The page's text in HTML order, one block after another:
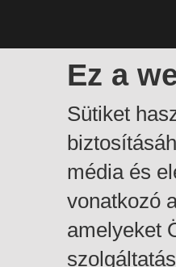
Ez a
Sütiket
média és
vonatkozó
amelyeket